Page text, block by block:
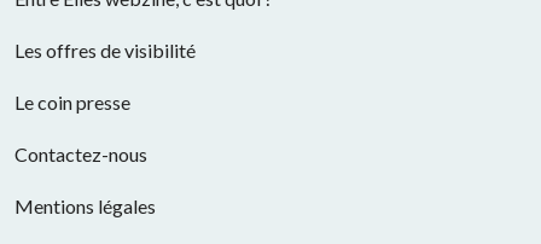
Les offres de visibilité
Le coin presse
Contactez-nous
Mentions légales